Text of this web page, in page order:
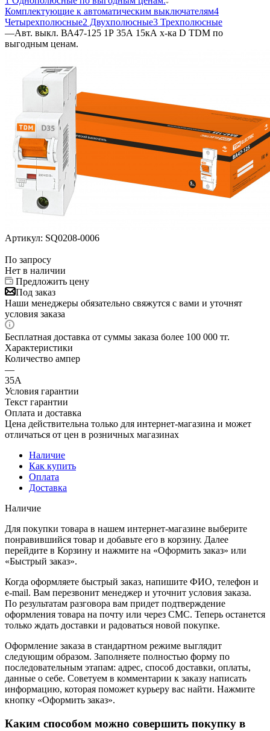
Комплектующие к автоматическим выключателям4
Четырехполюсные2 Двухполюсные3 Трехполюсные
—Авт. выкл. ВА47-125 1Р 35А 15кА х-ка D TDM по
выгодным ценам.
Артикул: SQ0208-0006
По запросу
Нет в наличии
Предложить цену
Под заказ
Наши менеджеры обязательно свяжутся с вами и уточнят
условия заказа
Бесплатная доставка от суммы заказа более 100 000 тг.
Характеристики
Количество ампер
—
35А
Условия гарантии
Текст гарантии
Оплата и доставка
Цена действительна только для интернет-магазина и может
отличаться от цен в розничных магазинах
Наличие
Как купить
Оплата
Доставка
Наличие
Для покупки товара в нашем интернет-магазине выберите
понравившийся товар и добавьте его в корзину. Далее
перейдите в Корзину и нажмите на «Оформить заказ» или
«Быстрый заказ».
Когда оформляете быстрый заказ, напишите ФИО, телефон и
e-mail. Вам перезвонит менеджер и уточнит условия заказа.
По результатам разговора вам придет подтверждение
оформления товара на почту или через СМС. Теперь останется
только ждать доставки и радоваться новой покупке.
Оформление заказа в стандартном режиме выглядит
следующим образом. Заполняете полностью форму по
последовательным этапам: адрес, способ доставки, оплаты,
данные о себе. Советуем в комментарии к заказу написать
информацию, которая поможет курьеру вас найти. Нажмите
кнопку «Оформить заказ».
Каким способом можно совершить покупку в